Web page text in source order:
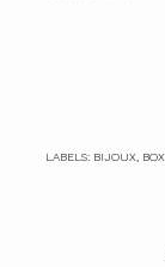
LABELS: BIJOUX